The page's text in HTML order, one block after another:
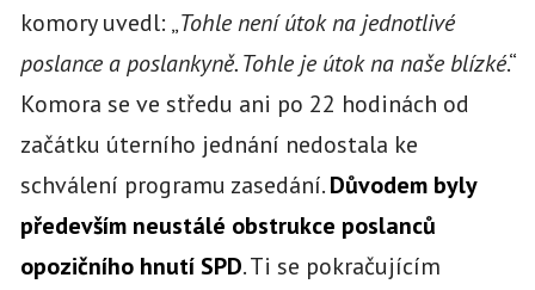
komory uvedl: „Tohle není útok na jednotlivé
poslance a poslankyně. Tohle je útok na naše blízké.“
Komora se ve středu ani po 22 hodinách od
začátku úterního jednání nedostala ke
schválení programu zasedání.Důvodem byly
především neustálé obstrukce poslanců
opozičního hnutí SPD. Ti se pokračujícím